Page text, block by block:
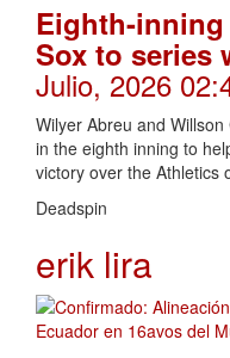
Eighth-
Sox to series
Julio, 2026
Wilyer Abreu and
in the eighth inning to
victory over the Athletics
Deadspin
erik lira